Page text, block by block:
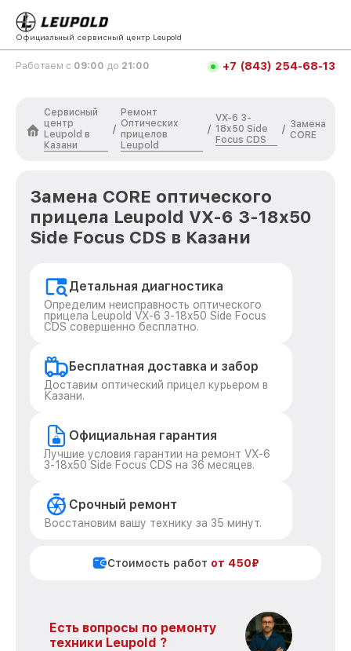
Официальный сервисный центр Leupold
Работаем с 09:00 до 21:00 +7 (843) 254-68-13
Сервисный
центр
Leupold в
Казани
/
Ремонт
Оптических
прицелов
Leupold
/
VX-6 3-
18x50 Side
Focus CDS
/ Замена
CORE
Замена CORE оптического
прицела Leupold VX-6 3-18x50
Side Focus CDS в Казани
Детальная диагностика
Определим неисправность оптического
прицела Leupold VX-6 3-18x50 Side Focus
CDS совершенно бесплатно.
Бесплатная доставка и забор
Доставим оптический прицел курьером в
Казани.
Официальная гарантия
Лучшие условия гарантии на ремонт VX-6
3-18x50 Side Focus CDS на 36 месяцев.
Срочный ремонт
Восстановим вашу технику за 35 минут.
Стоимость работ от 450₽
Есть вопросы по ремонту
техники Leupold ?